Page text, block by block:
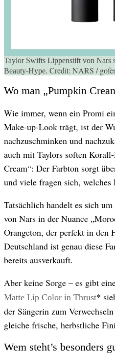
Taylor Swifts Lippenstift von Nars
Beauty-Hype. Credit: NARS /
Wo man „Pumpkin
Wie immer, wenn ein Promi
Make-up-Look trägt, ist der
nachzuschminken und
auch mit Taylors soften
Cream“: Der Farbton sorgt
und viele fragen sich, welches
Tatsächlich handelt es sich
von Nars in der Nuance
Orangeton, der perfekt in den
Deutschland ist genau diese
bereits ausverkauft.
Aber keine Sorge – es gibt
Matte Lip Color in Thrust*
der Sängerin zum
gleiche frische, herbstliche
Wem steht’s besonders